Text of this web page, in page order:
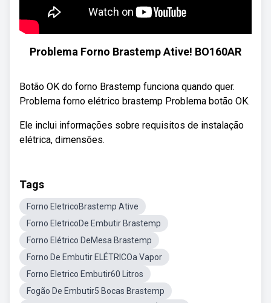
Problema Forno Brastemp Ative! BO160AR
Botão OK do forno Brastemp funciona quando quer.
Problema forno elétrico brastemp Problema botão OK.
Ele inclui informações sobre requisitos de instalação
elétrica, dimensões.
Tags
Forno EletricoBrastemp Ative
Forno EletricoDe Embutir Brastemp
Forno Elétrico DeMesa Brastemp
Forno De Embutir ELÉTRICOa Vapor
Forno Eletrico Embutir60 Litros
Fogão De Embutir5 Bocas Brastemp